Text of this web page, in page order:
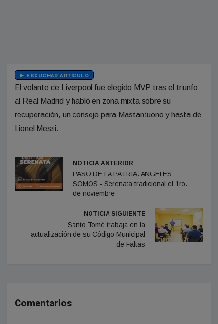
ESCUCHAR ARTÍCULO
El volante de Liverpool fue elegido MVP tras el triunfo
al Real Madrid y habló en zona mixta sobre su
recuperación, un consejo para Mastantuono y hasta de
Lionel Messi.
NOTICIA ANTERIOR
PASO DE LA PATRIA. ANGELES
SOMOS - Serenata tradicional el 1ro.
de noviembre
NOTICIA SIGUIENTE
Santo Tomé trabaja en la
actualización de su Código Municipal
de Faltas
Comentarios